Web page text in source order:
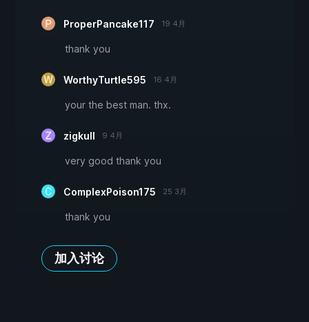
ProperPancake117 19 4月
thank you
WorthyTurtle595 16 4月
your the best man. thx.
zigkull 9 4月
very good thank you
ComplexPoison175 25 3月
thank you
加入讨论